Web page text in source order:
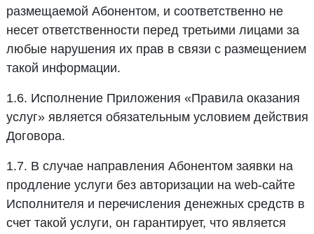
размещаемой Абонентом, и соответственно не
несет ответственности перед третьими лицами за
любые нарушения их прав в связи с размещением
такой информации.
1.6. Исполнение Приложения «Правила оказания
услуг» является обязательным условием действия
Договора.
1.7. В случае направления Абонентом заявки на
продление услуги без авторизации на web-сайте
Исполнителя и перечисления денежных средств в
счет такой услуги, он гарантирует, что является